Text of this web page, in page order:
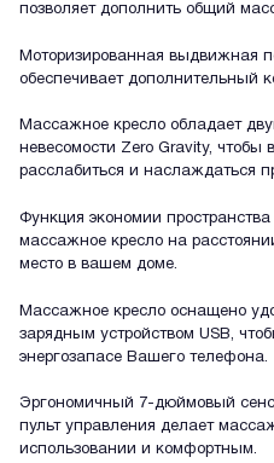
позволяет дополнить общий
Моторизированная выдвижная
обеспечивает дополнительный
Массажное кресло обладает
невесомости Zero Gravity, чтобы
расслабиться и наслаждаться
Функция экономии
массажное кресло на
место в вашем доме.
Массажное кресло оснащено
зарядным устройством USB,
энергозапасе Вашего телефона.
Эргономичный 7-дюймовый
пульт управления делает
использовании и комфортным.